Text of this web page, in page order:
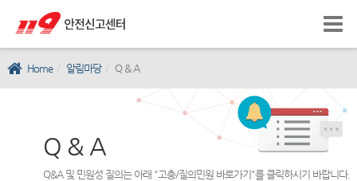
Home 알림마당 Q & A
Q & A
Q&A 및 민원성 질의는 아래 "고충/질의민원 바로가기"를 클릭하시기 바랍니다.